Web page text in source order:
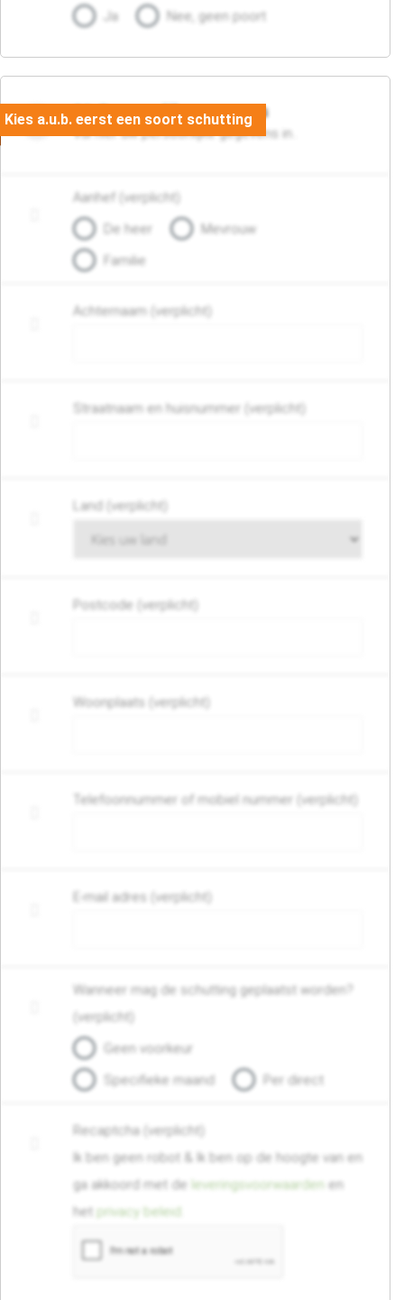
Ja Nee, geen poort
06. Persoonlijke gegevens
Vul hier uw persoonlijke gegevens in..
Aanhef (verplicht)
De heer
Mevrouw
Familie
Achternaam (verplicht)
Straatnaam en huisnummer (verplicht)
Land (verplicht)
Postcode (verplicht)
Woonplaats (verplicht)
Telefoonnummer of mobiel nummer (verplicht)
E-mail adres (verplicht)
Wanneer mag de schutting geplaatst worden?
(verplicht)
Geen voorkeur
Specifieke maand
Per direct
Recaptcha (verplicht)
Ik ben geen robot & Ik ben op de hoogte van en
ga akkoord met de leveringsvoorwaarden en
het privacy beleid